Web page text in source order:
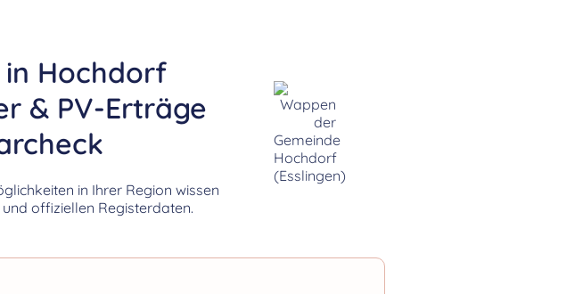
Hochdorf
& PV-Erträge
in Ihrer Region wissen
offiziellen Registerdaten.